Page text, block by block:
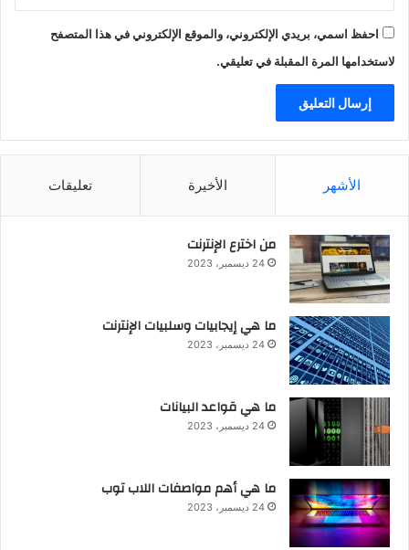
احفظ اسمي، بريدي الإلكتروني، والموقع الإلكتروني في هذا المتصفح
لاستخدامها المرة المقبلة في تعليقي.
الأشهر الأخيرة تعليقات
من اخترع الإنترنت
24 ديسمبر، 2023
ما هي إيجابيات وسلبيات الإنترنت
24 ديسمبر، 2023
ما هي قواعد البيانات
24 ديسمبر، 2023
ما هي أهم مواصفات اللاب توب
24 ديسمبر، 2023